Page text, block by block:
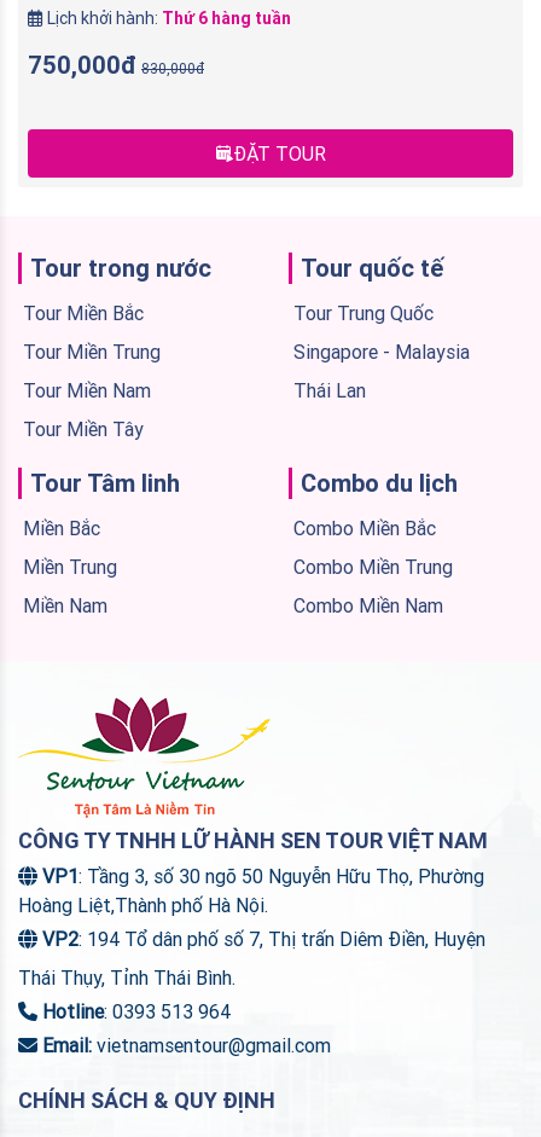
Lịch khởi hành: Thứ 6 hàng tuần
750,000đ 830,000đ
ĐẶT TOUR
Tour trong nước
Tour Miền Bắc
Tour Miền Trung
Tour Miền Nam
Tour Miền Tây
Tour quốc tế
Tour Trung Quốc
Singapore - Malaysia
Thái Lan
Tour Tâm linh
Miền Bắc
Miền Trung
Miền Nam
Combo du lịch
Combo Miền Bắc
Combo Miền Trung
Combo Miền Nam
CÔNG TY TNHH LỮ HÀNH SEN TOUR VIỆT NAM
VP1: Tầng 3, số 30 ngõ 50 Nguyễn Hữu Thọ, Phường
Hoàng Liệt,Thành phố Hà Nội.
VP2: 194 Tổ dân phố số 7, Thị trấn Diêm Điền, Huyện
Thái Thụy, Tỉnh Thái Bình.
Hotline: 0393 513 964
Email: vietnamsentour@gmail.com
CHÍNH SÁCH & QUY ĐỊNH